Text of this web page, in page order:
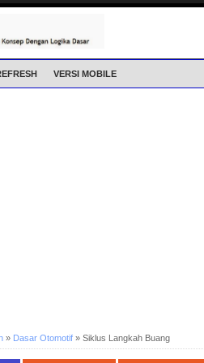
VERSI MOBILE
» Dasar Otomotif » Siklus Langkah Buang